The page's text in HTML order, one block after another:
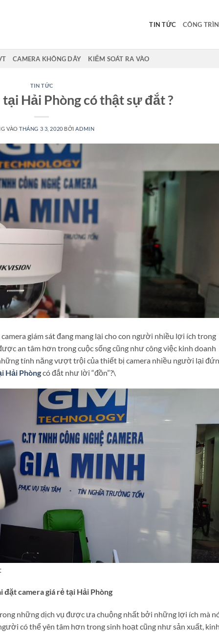
TIN TỨC CÔNG
CAMERA KHÔNG DÂY KIỂM SOÁT RA VÀO
TIN TỨC
Hải Phòng có thật sự đắt ?
VÀOTHÁNG 3 3, 2020 BỞI ADMIN
giám sát đang mang lại cho con người nhiều lợi ích trong
an tâm hơn trong cuộc sống cũng như công việc kinh doanh
tính năng vượt trội của thiết bị camera nhiều người lại
Hải Phòngcó đắt như lời “đồn”?\
đặt camera giá rẻ tại Hải Phòng
những dịch vụ được ưa chuộng nhất bởi những lợi ích mà
có thể yên tâm hơn trong sinh hoạt cũng như sản xuất,